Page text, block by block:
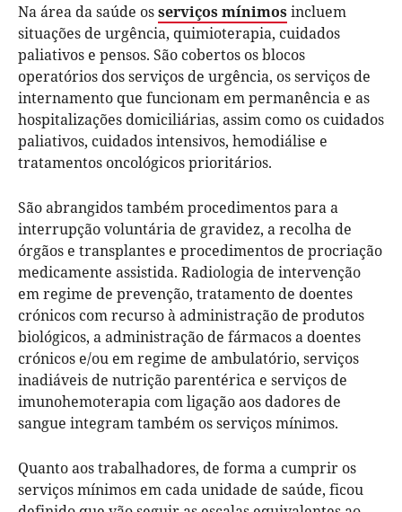
Na área da saúde osserviços mínimos incluem
situações de urgência, quimioterapia, cuidados
paliativos e pensos. São cobertos os blocos
operatórios dos serviços de urgência, os serviços de
internamento que funcionam em permanência e as
hospitalizações domiciliárias, assim como os cuidados
paliativos, cuidados intensivos, hemodiálise e
tratamentos oncológicos prioritários.
São abrangidos também procedimentos para a
interrupção voluntária de gravidez, a recolha de
órgãos e transplantes e procedimentos de procriação
medicamente assistida. Radiologia de intervenção
em regime de prevenção, tratamento de doentes
crónicos com recurso à administração de produtos
biológicos, a administração de fármacos a doentes
crónicos e/ou em regime de ambulatório, serviços
inadiáveis de nutrição parentérica e serviços de
imunohemoterapia com ligação aos dadores de
sangue integram também os serviços mínimos.
Quanto aos trabalhadores, de forma a cumprir os
serviços mínimos em cada unidade de saúde, ficou